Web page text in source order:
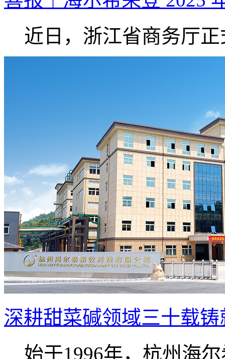
近日，浙江省商务厅正
深耕甜菜碱领域三十载
始于1996年，杭州海